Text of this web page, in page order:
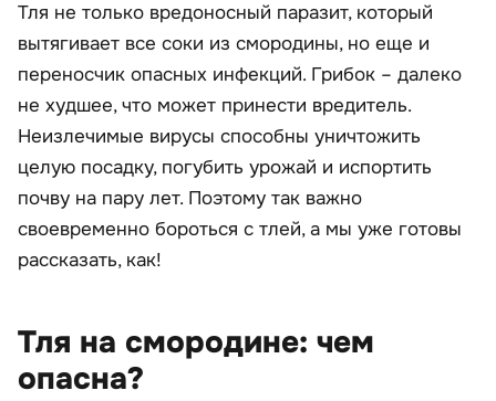
Тля не только вредоносный паразит, который
вытягивает все соки из смородины, но еще и
переносчик опасных инфекций. Грибок – далеко
не худшее, что может принести вредитель.
Неизлечимые вирусы способны уничтожить
целую посадку, погубить урожай и испортить
почву на пару лет. Поэтому так важно
своевременно бороться с тлей, а мы уже готовы
рассказать, как!
Тля на смородине: чем
опасна?